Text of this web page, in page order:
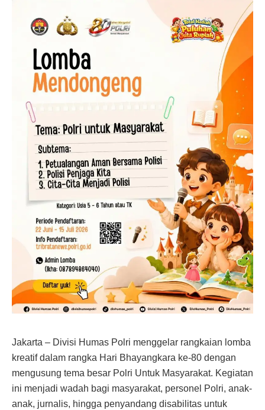
Jakarta – Divisi Humas Polri menggelar rangkaian lomba
kreatif dalam rangka Hari Bhayangkara ke-80 dengan
mengusung tema besar Polri Untuk Masyarakat. Kegiatan
ini menjadi wadah bagi masyarakat, personel Polri, anak-
anak, jurnalis, hingga penyandang disabilitas untuk